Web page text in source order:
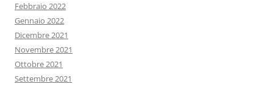
Febbraio 2022
Gennaio 2022
Dicembre 2021
Novembre 2021
Ottobre 2021
Settembre 2021